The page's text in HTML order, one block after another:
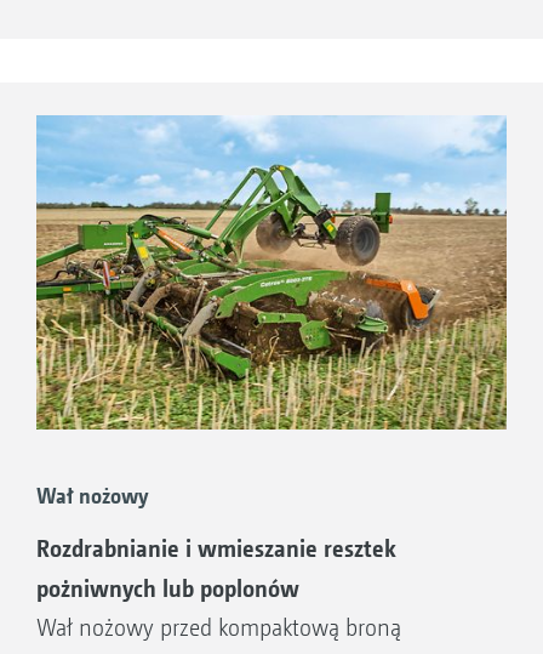
będzie miała bardzo dobra higiena pola.
Dlatego też AMAZONE oferuje do każdej pracy
odpowiednie rozwiązanie w postaci
dodatkowego wyposażenia kompaktowej
brony talerzowej
Catros.
Wał nożowy
Rozdrabnianie i wmieszanie resztek
pożniwnych lub poplonów
Wał nożowy przed kompaktową broną